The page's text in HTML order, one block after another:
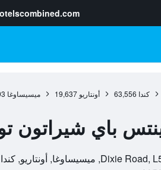
كندا 63,556 أونتاريو 19,637 ميسيساوغا
باي شيراتون